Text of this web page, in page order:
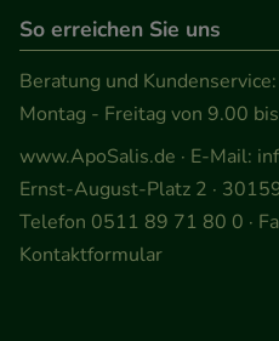
zu gestalten. Bitte
Medien übertragen werden.
So erreichen Sie uns
Beratung und Kundenservice:
Montag - Freitag von 9.00
www.ApoSalis.de · E-Mail:
Ernst-August-Platz 2 ·
Telefon 0511 89 71 80 0 ·
Kontaktformular